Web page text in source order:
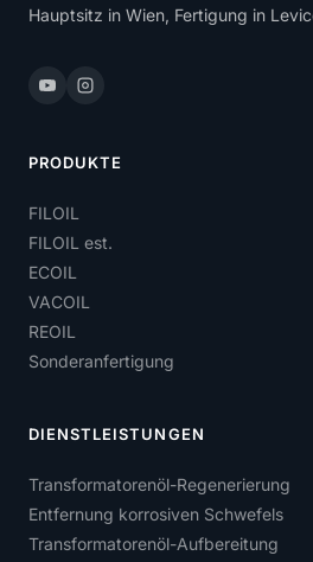
Hauptsitz in Wien, Fertigung in
PRODUKTE
FILOIL
FILOIL est.
ECOIL
VACOIL
REOIL
Sonderanfertigung
DIENSTLEISTUNGEN
Transformatorenöl-Regenerierung
Entfernung korrosiven Schwefels
Transformatorenöl-Aufbereitung